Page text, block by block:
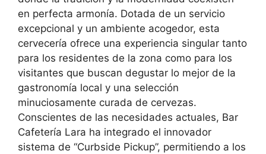
en perfecta armonía. Dotada de un servicio
excepcional y un ambiente acogedor, esta
cervecería ofrece una experiencia singular tanto
para los residentes de la zona como para los
visitantes que buscan degustar lo mejor de la
gastronomía local y una selección
minuciosamente curada de cervezas.
Conscientes de las necesidades actuales, Bar
Cafetería Lara ha integrado el innovador
sistema de “Curbside Pickup”, permitiendo a los